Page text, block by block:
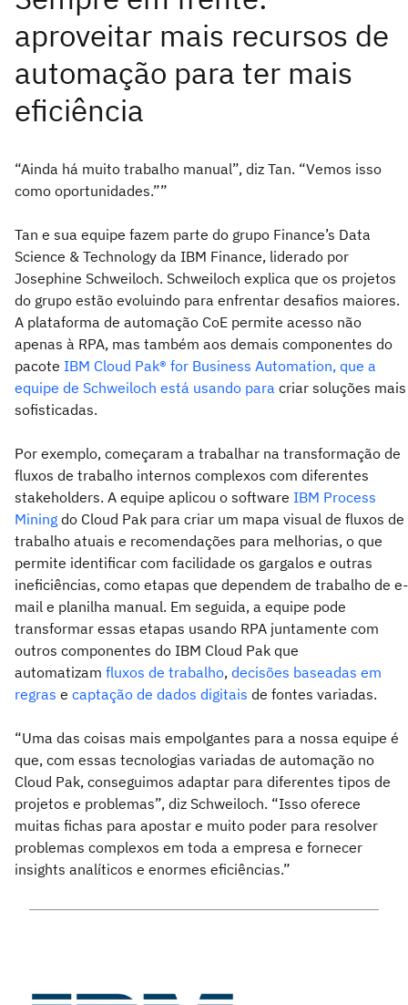
“Ainda há muito trabalho manual”, diz Tan. “Vemos isso
como oportunidades.””
Tan e sua equipe fazem parte do grupo Finance’s Data
Science & Technology da IBM Finance, liderado por
Josephine Schweiloch. Schweiloch explica que os projetos
do grupo estão evoluindo para enfrentar desafios maiores.
A plataforma de automação CoE permite acesso não
apenas à RPA, mas também aos demais componentes do
pacote IBM Cloud Pak® for Business Automation, que a
equipe de Schweiloch está usando para criar soluções mais
sofisticadas.
Por exemplo, começaram a trabalhar na transformação de
fluxos de trabalho internos complexos com diferentes
stakeholders. A equipe aplicou o software IBM Process
Mining do Cloud Pak para criar um mapa visual de fluxos de
trabalho atuais e recomendações para melhorias, o que
permite identificar com facilidade os gargalos e outras
ineficiências, como etapas que dependem de trabalho de e-
mail e planilha manual. Em seguida, a equipe pode
transformar essas etapas usando RPA juntamente com
outros componentes do IBM Cloud Pak que
automatizam fluxos de trabalho, decisões baseadas em
regras e captação de dados digitais de fontes variadas.
“Uma das coisas mais empolgantes para a nossa equipe é
que, com essas tecnologias variadas de automação no
Cloud Pak, conseguimos adaptar para diferentes tipos de
projetos e problemas”, diz Schweiloch. “Isso oferece
muitas fichas para apostar e muito poder para resolver
problemas complexos em toda a empresa e fornecer
insights analíticos e enormes eficiências.”